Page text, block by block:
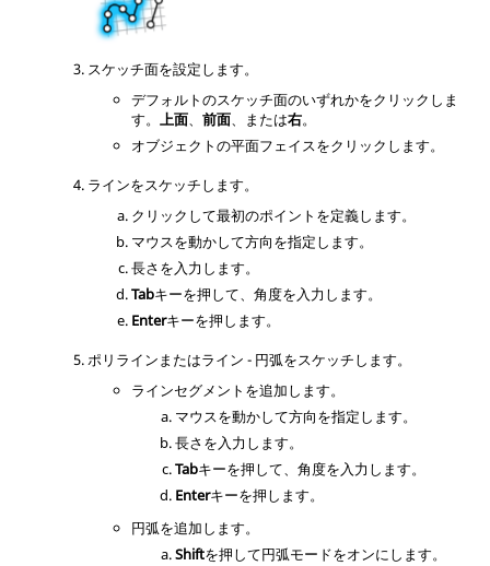
スケッチ面を設定します。
デフォルトのスケッチ面のいずれかをクリックしま
す。 上面、 前面、または右。
オブジェクトの平面フェイスをクリックします。
ラインをスケッチします。
クリックして最初のポイントを定義します。
マウスを動かして方向を指定します。
長さを入力します。
Tabキーを押して、角度を入力します。
Enterキーを押します。
ポリラインまたはライン - 円弧をスケッチします。
ラインセグメントを追加します。
マウスを動かして方向を指定します。
長さを入力します。
Tabキーを押して、角度を入力します。
Enterキーを押します。
円弧を追加します。
Shiftを押して円弧モードをオンにします。